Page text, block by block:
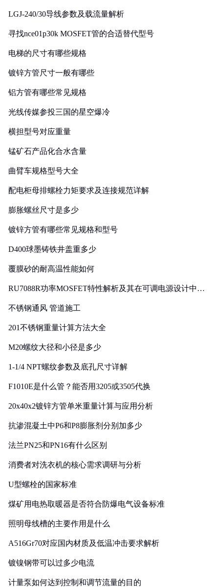
LGJ-240/30导线参数及载流量解析
寻找nce01p30k MOSFET管的合适替代型号
电梯的尺寸有哪些规格
镀锌方管尺寸一般有哪些
铝方管有哪些常见规格
光线传媒参投三国的星空爆冷
横担型号对应重量
锰矿石产品化合水含量
曲臂车规格型号大全
配电柜母排螺栓力矩要求及连接规范详解
膨胀螺丝尺寸是多少
镀锌方管有哪些常见规格和型号
D400球墨铸铁井盖重多少
覆膜砂的耐高温性能如何
RU7088R功率MOSFET特性解析及其在可调电源设计中的
不锈钢通风 管道施工
201不锈钢重量计算方法大全
M20螺纹大径和小径是多少
1-1/4 NPT螺纹参数及底孔尺寸详解
F1010E是什么管？能否用3205或3505代换
20x40x2镀锌方管单米重量计算与应用分析
抗渗混凝土中P6和P8膨胀剂分别加多少
法兰PN25和PN16有什么区别
消费者对洗衣机的核心需求调研与分析
U型螺栓的国家标准
煤矿用电热取暖器是否符合防爆电气设备标准
照明母线槽的主要作用是什么
A516Gr70对应国内材质及低温冲击要求解析
镀镍钢带可以过多少电流
计量泵如何达到控制和调节流量的目的